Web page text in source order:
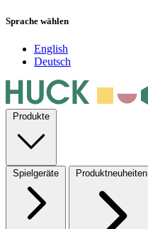
Sprache wählen
English
Deutsch
Produkte
Spielgeräte Produktneuheiten